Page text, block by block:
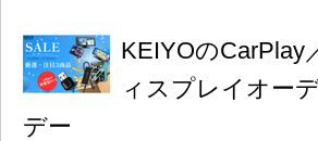
KEIYOのCarPlay
ィスプレイオー
デー